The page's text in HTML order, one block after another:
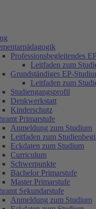
Professionsbegleitendes
Leitfaden zum
Grundständiges EP-
Leitfaden zum
Studiengangsprofil
Denkwerkstatt
Kinderschutz
Primarstufe
Anmeldung zum Studium
Leitfaden zum
Eckdaten zum Studium
Curriculum
Schwerpunkte
Bachelor Primarstufe
Master Primarstufe
Sekundarstufe
Anmeldung zum Studium